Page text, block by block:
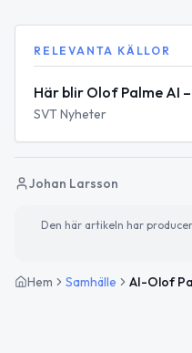
RELEVANTA KÄLLOR
Här blir Olof Palme AI
SVT Nyheter
Johan Larsson
Den här artikeln har
Hem Samhälle